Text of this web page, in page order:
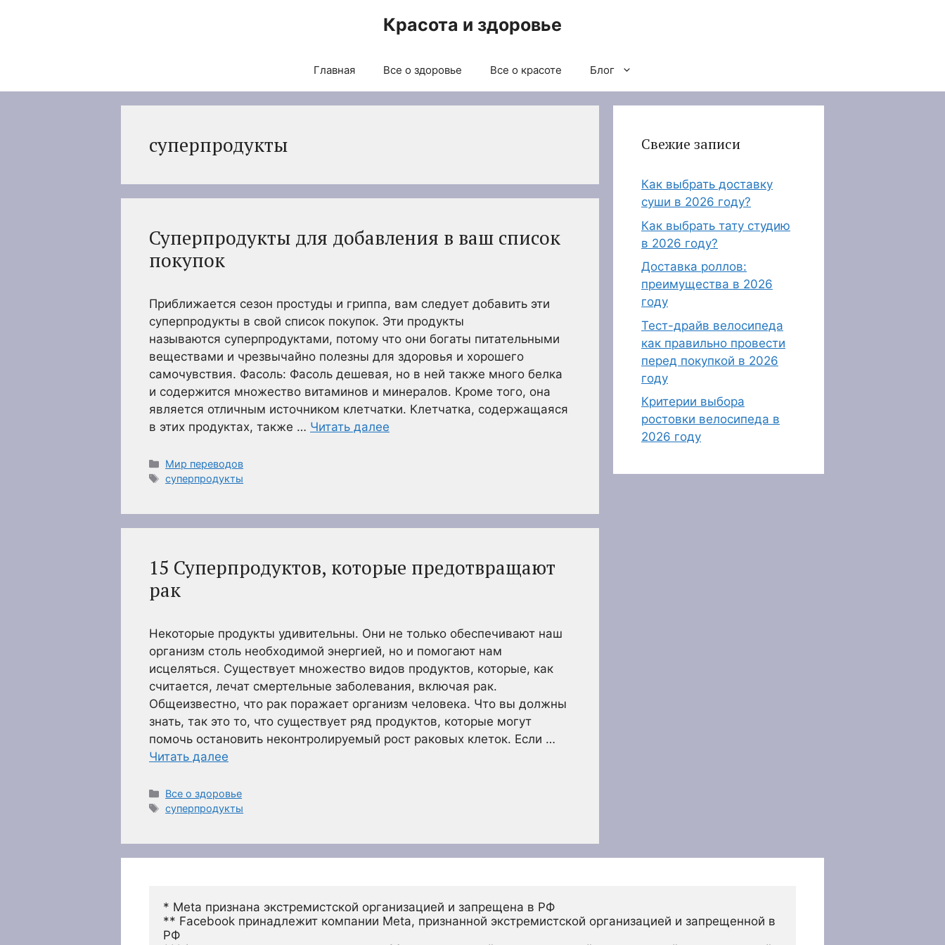
Красота и здоровье
Главная Все о здоровье Все о красоте Блог
суперпродукты
Суперпродукты для добавления в ваш список
покупок
Приближается сезон простуды и гриппа, вам следует добавить эти
суперпродукты в свой список покупок. Эти продукты
называются суперпродуктами, потому что они богаты питательными
веществами и чрезвычайно полезны для здоровья и хорошего
самочувствия. Фасоль: Фасоль дешевая, но в ней также много белка
и содержится множество витаминов и минералов. Кроме того, она
является отличным источником клетчатки. Клетчатка, содержащаяся
в этих продуктах, также … Читать далее
Рубрики
Мир переводов
Метки
суперпродукты
15 Суперпродуктов, которые предотвращают
рак
Некоторые продукты удивительны. Они не только обеспечивают наш
организм столь необходимой энергией, но и помогают нам
исцеляться. Существует множество видов продуктов, которые, как
считается, лечат смертельные заболевания, включая рак.
Общеизвестно, что рак поражает организм человека. Что вы должны
знать, так это то, что существует ряд продуктов, которые могут
помочь остановить неконтролируемый рост раковых клеток. Если …
Читать далее
Рубрики
Все о здоровье
Метки
суперпродукты
Свежие записи
Как выбрать доставку
суши в 2026 году?
Как выбрать тату студию
в 2026 году?
Доставка роллов:
преимущества в 2026
году
Тест-драйв велосипеда
как правильно провести
перед покупкой в 2026
году
Критерии выбора
ростовки велосипеда в
2026 году
* Meta признана экстремистской организацией и запрещена в РФ
** Facebook принадлежит компании Meta, признанной экстремистской организацией и запрещенной в
РФ